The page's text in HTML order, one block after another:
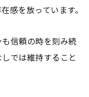
感を放っています。
信頼の時を刻み続
では維持すること